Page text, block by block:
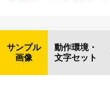
サンプル
画像
動作環境・
文字セット